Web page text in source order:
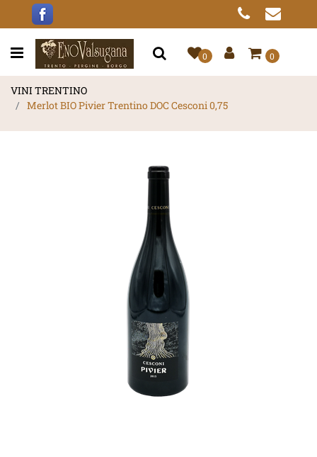
Open menu 0 0
VINI TRENTINO
Merlot BIO Pivier Trentino DOC Cesconi 0,75